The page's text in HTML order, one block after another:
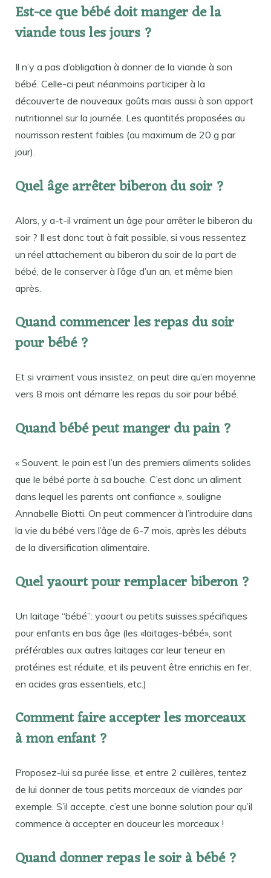
Est-ce que bébé doit manger de la
viande tous les jours ?
Il n’y a pas d’obligation à donner de la viande à son
bébé. Celle-ci peut néanmoins participer à la
découverte de nouveaux goûts mais aussi à son apport
nutritionnel sur la journée. Les quantités proposées au
nourrisson restent faibles (au maximum de 20 g par
jour).
Quel âge arrêter biberon du soir ?
Alors, y a-t-il vraiment un âge pour arrêter le biberon du
soir ? Il est donc tout à fait possible, si vous ressentez
un réel attachement au biberon du soir de la part de
bébé, de le conserver à l’âge d’un an, et même bien
après.
Quand commencer les repas du soir
pour bébé ?
Et si vraiment vous insistez, on peut dire qu’en moyenne
vers 8 mois ont démarre les repas du soir pour bébé.
Quand bébé peut manger du pain ?
« Souvent, le pain est l’un des premiers aliments solides
que le bébé porte à sa bouche. C’est donc un aliment
dans lequel les parents ont confiance », souligne
Annabelle Biotti. On peut commencer à l’introduire dans
la vie du bébé vers l’âge de 6-7 mois, après les débuts
de la diversification alimentaire.
Quel yaourt pour remplacer biberon ?
Un laitage “bébé”: yaourt ou petits suisses,spécifiques
pour enfants en bas âge (les «laitages-bébé», sont
préférables aux autres laitages car leur teneur en
protéines est réduite, et ils peuvent être enrichis en fer,
en acides gras essentiels, etc.)
Comment faire accepter les morceaux
à mon enfant ?
Proposez-lui sa purée lisse, et entre 2 cuillères, tentez
de lui donner de tous petits morceaux de viandes par
exemple. S’il accepte, c’est une bonne solution pour qu’il
commence à accepter en douceur les morceaux !
Quand donner repas le soir à bébé ?